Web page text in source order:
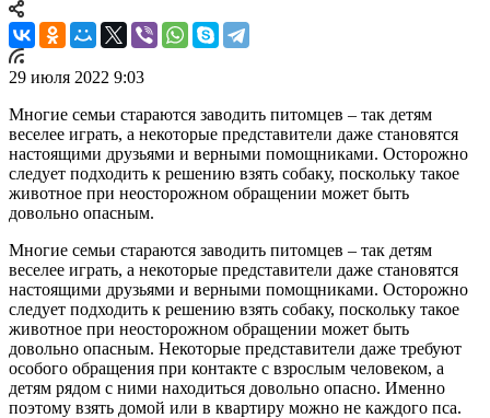
29 июля 2022 9:03
Многие семьи стараются заводить питомцев – так детям
веселее играть, а некоторые представители даже становятся
настоящими друзьями и верными помощниками. Осторожно
следует подходить к решению взять собаку, поскольку такое
животное при неосторожном обращении может быть
довольно опасным.
Многие семьи стараются заводить питомцев – так детям
веселее играть, а некоторые представители даже становятся
настоящими друзьями и верными помощниками. Осторожно
следует подходить к решению взять собаку, поскольку такое
животное при неосторожном обращении может быть
довольно опасным. Некоторые представители даже требуют
особого обращения при контакте с взрослым человеком, а
детям рядом с ними находиться довольно опасно. Именно
поэтому взять домой или в квартиру можно не каждого пса.